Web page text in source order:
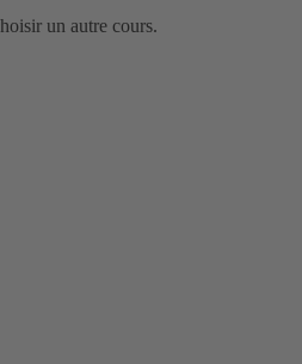
un autre cours.